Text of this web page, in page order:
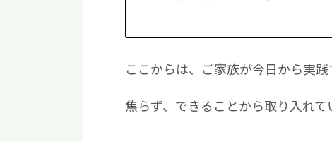
ここからは、ご家族が今日から実
焦らず、できることから取り入れて